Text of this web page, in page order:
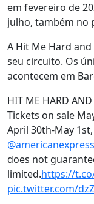
em fevereiro de
julho, também no
A Hit Me Hard
seu circuito. Os
acontecem em
HIT ME HARD
Tickets on sale
April 30th-May
@americanexpress
does not
limited.https://
pic.twitter.com/